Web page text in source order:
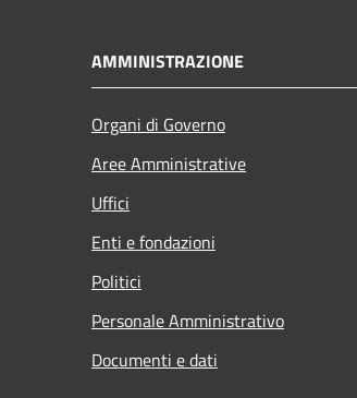
AMMINISTRAZIONE
Organi di Governo
Aree Amministrative
Uffici
Enti e fondazioni
Politici
Personale Amministrativo
Documenti e dati